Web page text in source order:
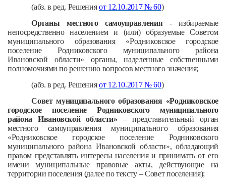
(абз. в ред. Решенияот 12.10.2017 № 60)
Органы местного самоуправления- избираемые
непосредственно населением и (или) образуемые Советом
муниципального образования «Родниковское городское
поселение Родниковского муниципального района
Ивановской области» органы, наделенные собственными
полномочиями по решению вопросов местного значения;
(абз. в ред. Решенияот 12.10.2017 № 60)
Совет муниципального образования «Родниковское
городское поселение Родниковского муниципального
района Ивановской области» – представительный орган
местного самоуправления муниципального образования
«Родниковское городское поселение Родниковского
муниципального района Ивановской области», обладающий
правом представлять интересы населения и принимать от его
имени муниципальные правовые акты, действующие на
территории поселения (далее по тексту – Совет поселения);